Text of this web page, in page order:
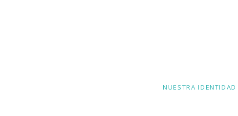
Y CÓMO PUEDE
NUESTRA IDENTIDAD